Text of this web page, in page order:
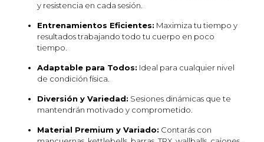
y resistencia en cada sesión.
Entrenamientos Eficientes: Maximiza tu tiempo y
resultados trabajando todo tu cuerpo en poco
tiempo.
Adaptable para Todos: Ideal para cualquier nivel
de condición física.
Diversión y Variedad: Sesiones dinámicas que te
mantendrán motivado y comprometido.
Material Premium y Variado: Contarás con